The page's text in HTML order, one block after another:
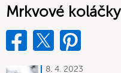
Mrkvové koláčky
8. 4. 2023